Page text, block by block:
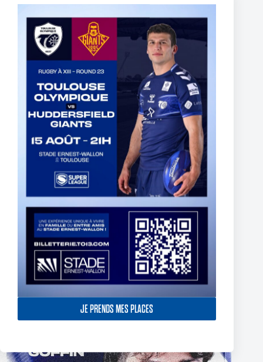
JE PRENDS MES PLACES
6 August 2026
The End of Reubenn Rennie’s Olympian Journey